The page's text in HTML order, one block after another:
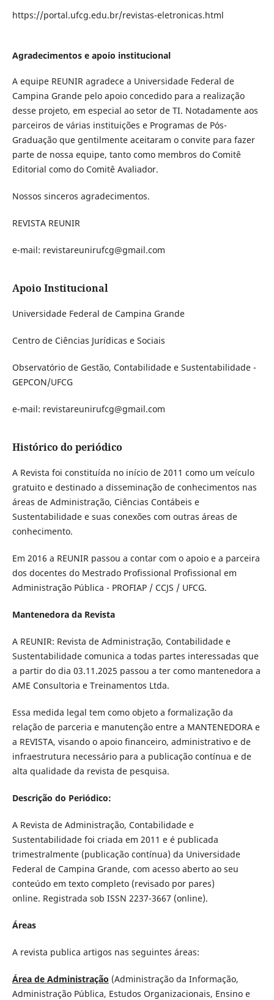
https://portal.ufcg.edu.br/revistas-eletronicas.html
Agradecimentos e apoio institucional
A equipe REUNIR agradece a Universidade Federal de
Campina Grande pelo apoio concedido para a realização
desse projeto, em especial ao setor de TI. Notadamente aos
parceiros de várias instituições e Programas de Pós-
Graduação que gentilmente aceitaram o convite para fazer
parte de nossa equipe, tanto como membros do Comitê
Editorial como do Comitê Avaliador.
Nossos sinceros agradecimentos.
REVISTA REUNIR
e-mail: revistareunirufcg@gmail.com
Apoio Institucional
Universidade Federal de Campina Grande
Centro de Ciências Jurídicas e Sociais
Observatório de Gestão, Contabilidade e Sustentabilidade -
GEPCON/UFCG
e-mail: revistareunirufcg@gmail.com
Histórico do periódico
A Revista foi constituída no início de 2011 como um veículo
gratuito e destinado a disseminação de conhecimentos nas
áreas de Administração, Ciências Contábeis e
Sustentabilidade e suas conexões com outras áreas de
conhecimento.
Em 2016 a REUNIR passou a contar com o apoio e a parceira
dos docentes do Mestrado Profissional Profissional em
Administração Pública - PROFIAP / CCJS / UFCG.
Mantenedora da Revista
A REUNIR: Revista de Administração, Contabilidade e
Sustentabilidade comunica a todas partes interessadas que
a partir do dia 03.11.2025 passou a ter como mantenedora a
AME Consultoria e Treinamentos Ltda.
Essa medida legal tem como objeto a formalização da
relação de parceria e manutenção entre a MANTENEDORA e
a REVISTA, visando o apoio financeiro, administrativo e de
infraestrutura necessário para a publicação contínua e de
alta qualidade da revista de pesquisa.
Descrição do Periódico:
A Revista de Administração, Contabilidade e
Sustentabilidade foi criada em 2011 e é publicada
trimestralmente (publicação contínua) da Universidade
Federal de Campina Grande, com acesso aberto ao seu
conteúdo em texto completo (revisado por pares)
online. Registrada sob ISSN 2237-3667 (online).
Áreas
A revista publica artigos nas seguintes áreas:
Área de Administração (Administração da Informação,
Administração Pública, Estudos Organizacionais, Ensino e